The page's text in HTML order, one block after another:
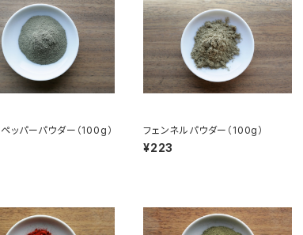
ッパーパウダー（100g） フェンネルパウダー（100g）
¥223